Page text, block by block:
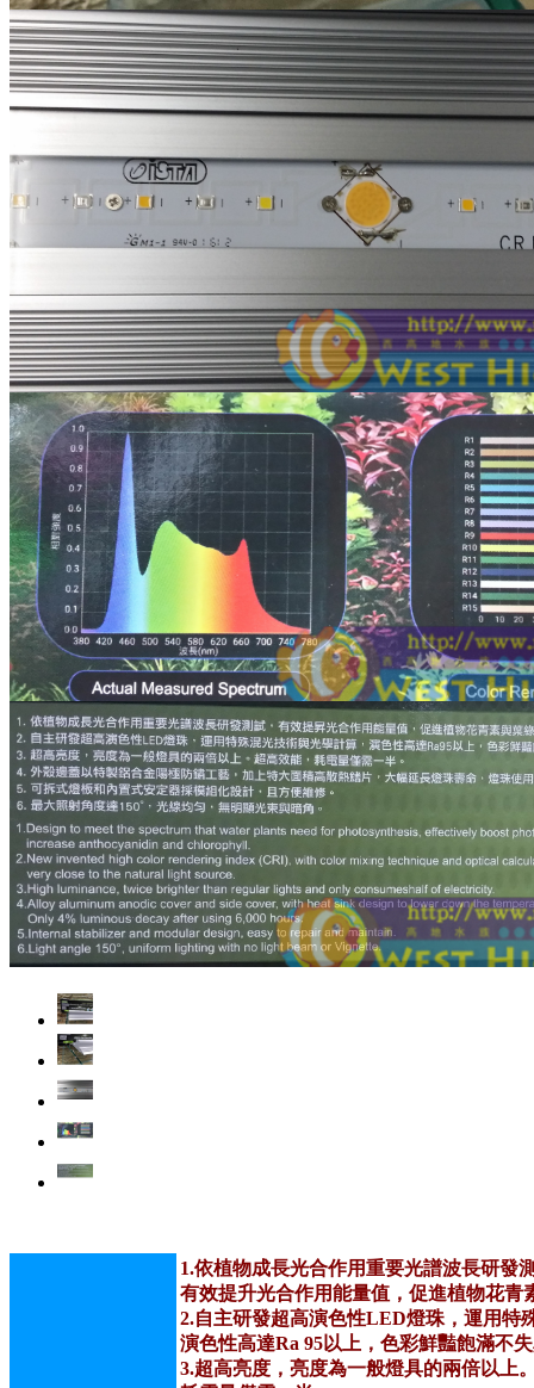
1.依植物成長光合作用重要光譜波長研發
有效提升光合作用能量值， 促進植物花青
2.自主研發超高演色性LED燈珠，運用特
演色性高達Ra 95以上，色彩鮮豔飽滿不
3.超高亮度，亮度為一般燈具的兩倍以上